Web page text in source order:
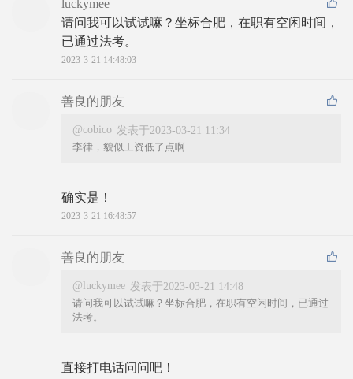
luckymee
请问我可以试试嘛？坐标合肥，在职有空闲时间，
已通过法考。
2023-3-21 14:48:03
善良的朋友
@cobico 发表于2023-03-21 11:34
李律，貌似工资低了点啊
确实是！
2023-3-21 16:48:57
善良的朋友
@luckymee 发表于2023-03-21 14:48
请问我可以试试嘛？坐标合肥，在职有空闲时间，已通过
法考。
直接打电话问问吧！